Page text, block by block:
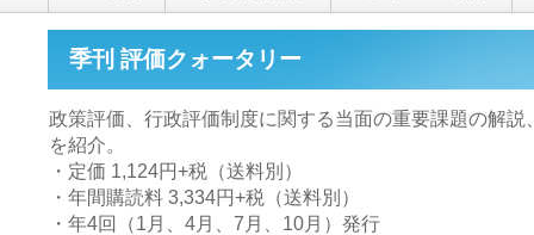
季刊 評価クォータリー
政策評価、行政評価制度に関する当面の重要課題の解
を紹介。
・定価 1,124円+税（送料別）
・年間購読料 3,334円+税（送料別）
・年4回（1月、4月、7月、10月）発行